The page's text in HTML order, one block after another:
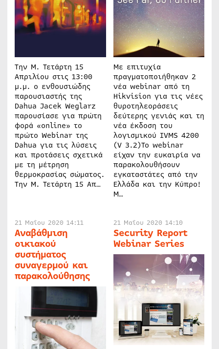
Την Μ. Τετάρτη 15
Απριλίου στις 13:00
μ.μ. ο ενθουσιώδης
παρουσιαστής της
Dahua Jacek Weglarz
παρουσίασε για πρώτη
φορά «online» το
πρώτο Webinar της
Dahua για τις λύσεις
και προτάσεις σχετικά
με τη μέτρηση
θερμοκρασίας σώματος.
Την Μ. Τετάρτη 15 Απ…
Με επιτυχία
πραγματοποιήθηκαν 2
νέα webinar από τη
Hikvision για τις νέες
θυροτηλεοράσεις
δεύτερης γενιάς και τη
νέα έκδοση του
λογισμικού IVMS 4200
(V 3.2)Το webinar
είχαν την ευκαιρία να
παρακολουθήσουν
εγκαταστάτες από την
Ελλάδα και την Κύπρο!
Μ…
21 Μαΐου 2020 14:11
Αναβάθμιση
οικιακού
συστήματος
συναγερμού και
παρακολούθησης
21 Μαΐου 2020 14:10
Security Report
Webinar Series